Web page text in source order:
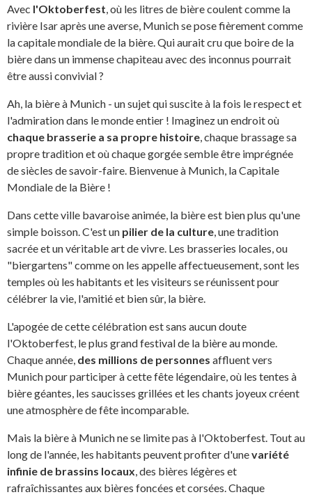
Avec l'Oktoberfest, où les litres de bière coulent comme la
rivière Isar après une averse, Munich se pose fièrement comme
la capitale mondiale de la bière. Qui aurait cru que boire de la
bière dans un immense chapiteau avec des inconnus pourrait
être aussi convivial ?
Ah, la bière à Munich - un sujet qui suscite à la fois le respect et
l'admiration dans le monde entier ! Imaginez un endroit où
chaque brasserie a sa propre histoire, chaque brassage sa
propre tradition et où chaque gorgée semble être imprégnée
de siècles de savoir-faire. Bienvenue à Munich, la Capitale
Mondiale de la Bière !
Dans cette ville bavaroise animée, la bière est bien plus qu'une
simple boisson. C'est un pilier de la culture, une tradition
sacrée et un véritable art de vivre. Les brasseries locales, ou
"biergartens" comme on les appelle affectueusement, sont les
temples où les habitants et les visiteurs se réunissent pour
célébrer la vie, l'amitié et bien sûr, la bière.
L'apogée de cette célébration est sans aucun doute
l'Oktoberfest, le plus grand festival de la bière au monde.
Chaque année, des millions de personnes affluent vers
Munich pour participer à cette fête légendaire, où les tentes à
bière géantes, les saucisses grillées et les chants joyeux créent
une atmosphère de fête incomparable.
Mais la bière à Munich ne se limite pas à l'Oktoberfest. Tout au
long de l'année, les habitants peuvent profiter d'unevariété
infinie de brassins locaux, des bières légères et
rafraîchissantes aux bières foncées et corsées. Chaque